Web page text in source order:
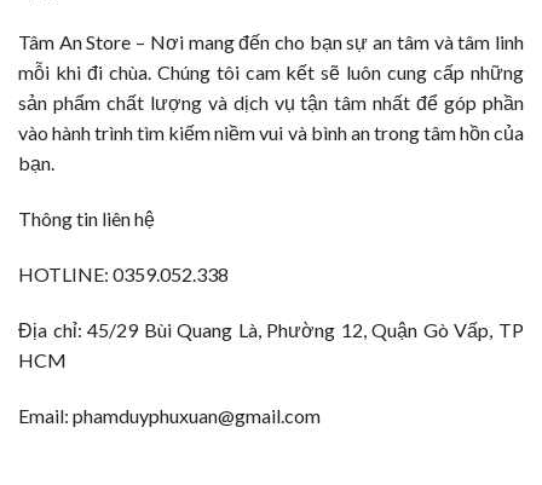
Tâm An Store – Nơi mang đến cho bạn sự an tâm và tâm linh
mỗi khi đi chùa. Chúng tôi cam kết sẽ luôn cung cấp những
sản phẩm chất lượng và dịch vụ tận tâm nhất để góp phần
vào hành trình tìm kiếm niềm vui và bình an trong tâm hồn của
bạn.
Thông tin liên hệ
HOTLINE: 0359.052.338
Địa chỉ: 45/29 Bùi Quang Là, Phường 12, Quận Gò Vấp, TP
HCM
Email: phamduyphuxuan@gmail.com